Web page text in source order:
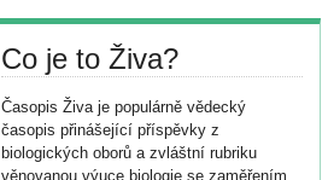
Co je to Živa?
Časopis Živa je populárně vědecký
časopis přinášející příspěvky z
biologických oborů a zvláštní rubriku
věnovanou výuce biologie se zaměřením